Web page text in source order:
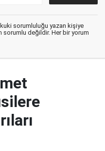
sorumluluğu yazan kişiye
sorumlu değildir. Her bir yorum